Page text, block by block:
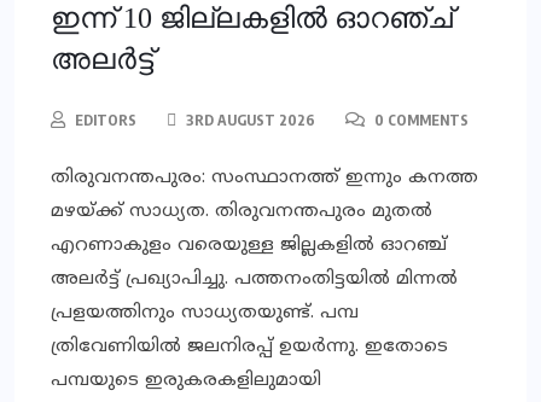
ഇന്ന് 10 ജില്ലകളില്‍ ഓറഞ്ച്
അലര്‍ട്ട്
EDITORS 3RD AUGUST 2026 0 COMMENTS
തിരുവനന്തപുരം: സംസ്ഥാനത്ത് ഇന്നും കനത്ത
മഴയ്ക്ക് സാധ്യത. തിരുവനന്തപുരം മുതല്‍
എറണാകുളം വരെയുള്ള ജില്ലകളില്‍ ഓറഞ്ച്
അലര്‍ട്ട് പ്രഖ്യാപിച്ചു. പത്തനംതിട്ടയില്‍ മിന്നല്‍
പ്രളയത്തിനും സാധ്യതയുണ്ട്. പമ്പ
ത്രിവേണിയില്‍ ജലനിരപ്പ് ഉയര്‍ന്നു. ഇതോടെ
പമ്പയുടെ ഇരുകരകളിലുമായി